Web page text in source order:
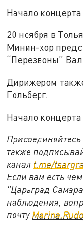
Начало концерта
20 ноября в
Минин-хор
“Перезвоны”
Дирижером
Гольберг.
Начало концерта
также
канал t.me/
Если вам есть
"Царьград
наблюдения,
почту